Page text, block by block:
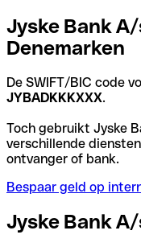
Jyske Bank A/
Denemarken
De SWIFT/BIC code
JYBADKKKXXX.
Toch gebruikt Jyske
verschillende
ontvanger of bank.
Bespaar geld op
Jyske Bank